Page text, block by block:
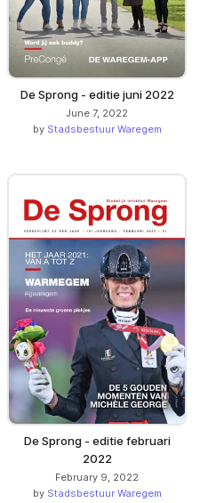
De Sprong - editie juni 2022
June 7, 2022
by Stadsbestuur Waregem
De Sprong - editie februari
2022
February 9, 2022
by Stadsbestuur Waregem